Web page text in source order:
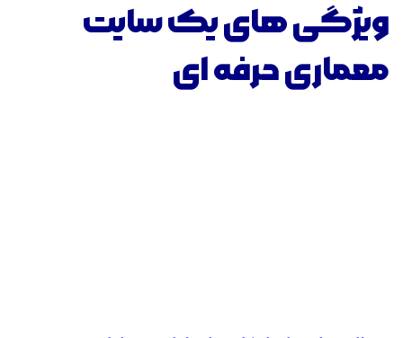
ویژگی های یک سایت
معماری حرفه ای